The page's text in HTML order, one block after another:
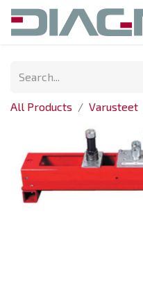
All Products Varusteet